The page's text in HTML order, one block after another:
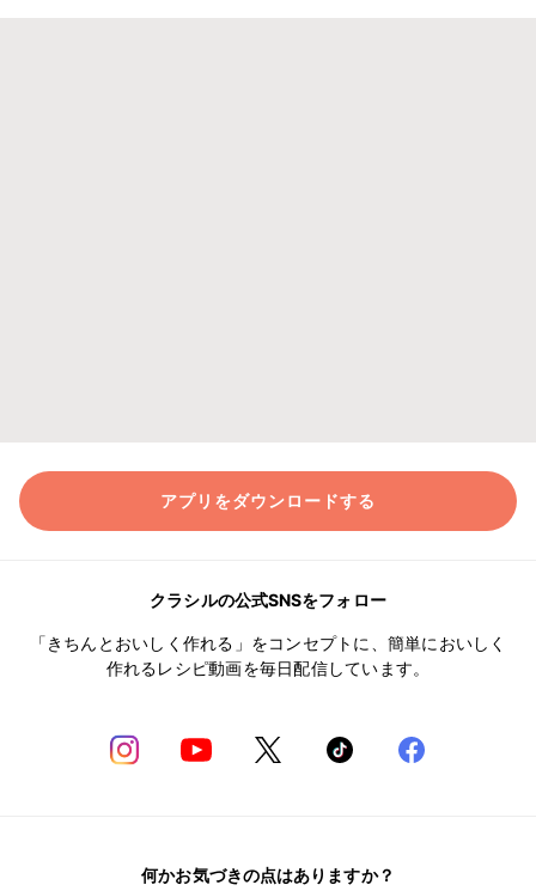
アプリをダウンロードする
クラシルの公式SNSをフォロー
「きちんとおいしく作れる」をコンセプトに、簡単においしく
作れるレシピ動画を毎日配信しています。
何かお気づきの点はありますか？